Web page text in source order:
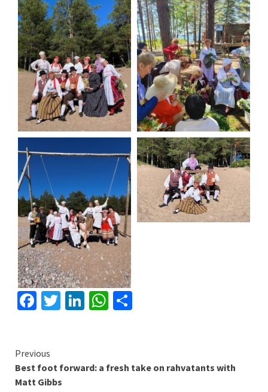
Facebook
Twitter
LinkedIn
WhatsApp
Continue
Reading
Previous
Best foot forward: a fresh take on rahvatants with
Matt Gibbs